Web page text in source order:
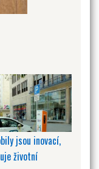
jsou inovací,
životní